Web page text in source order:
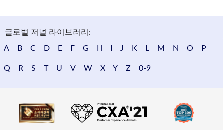
글로벌 저널 라이브러리:
A
B C D E F G H I J K L M N O P
Q R S T U V W X Y Z 0-9